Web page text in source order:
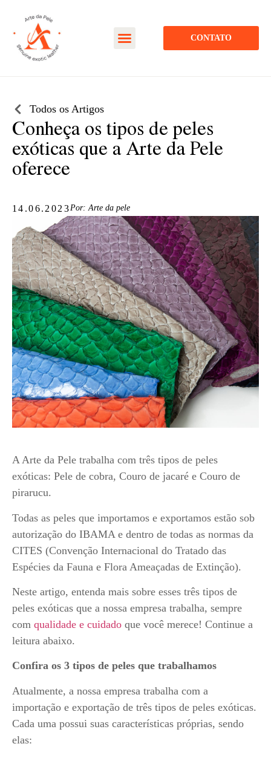
CONTATO
Todos os Artigos
Conheça os tipos de peles
exóticas que a Arte da Pele
oferece
14.06.2023Por: Arte da pele
A Arte da Pele trabalha com três tipos de peles
exóticas: Pele de cobra, Couro de jacaré e Couro de
pirarucu.
Todas as peles que importamos e exportamos estão sob
autorização do IBAMA e dentro de todas as normas da
CITES (Convenção Internacional do Tratado das
Espécies da Fauna e Flora Ameaçadas de Extinção).
Neste artigo, entenda mais sobre esses três tipos de
peles exóticas que a nossa empresa trabalha, sempre
com qualidade e cuidado que você merece! Continue a
leitura abaixo.
Confira os 3 tipos de peles que trabalhamos
Atualmente, a nossa empresa trabalha com a
importação e exportação de três tipos de peles exóticas.
Cada uma possui suas características próprias, sendo
elas: